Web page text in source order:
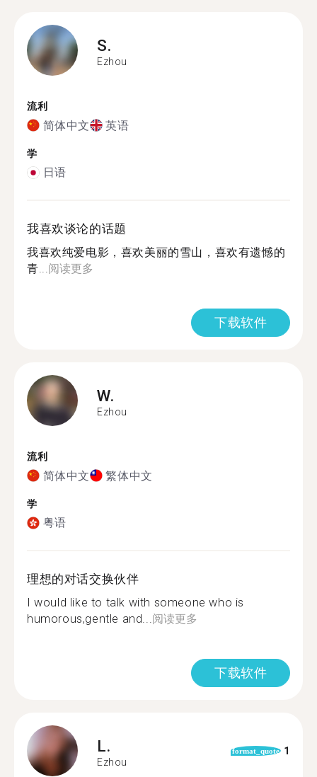
S.
Ezhou
流利
简体中文 英语
学
日语
我喜欢谈论的话题
我喜欢纯爱电影，喜欢美丽的雪山，喜欢有遗憾的
青...阅读更多
下载软件
W.
Ezhou
流利
简体中文 繁体中文
学
粤语
理想的对话交换伙伴
I would like to talk with someone who is
humorous,gentle and...阅读更多
下载软件
L.
Ezhou
format_quote 1